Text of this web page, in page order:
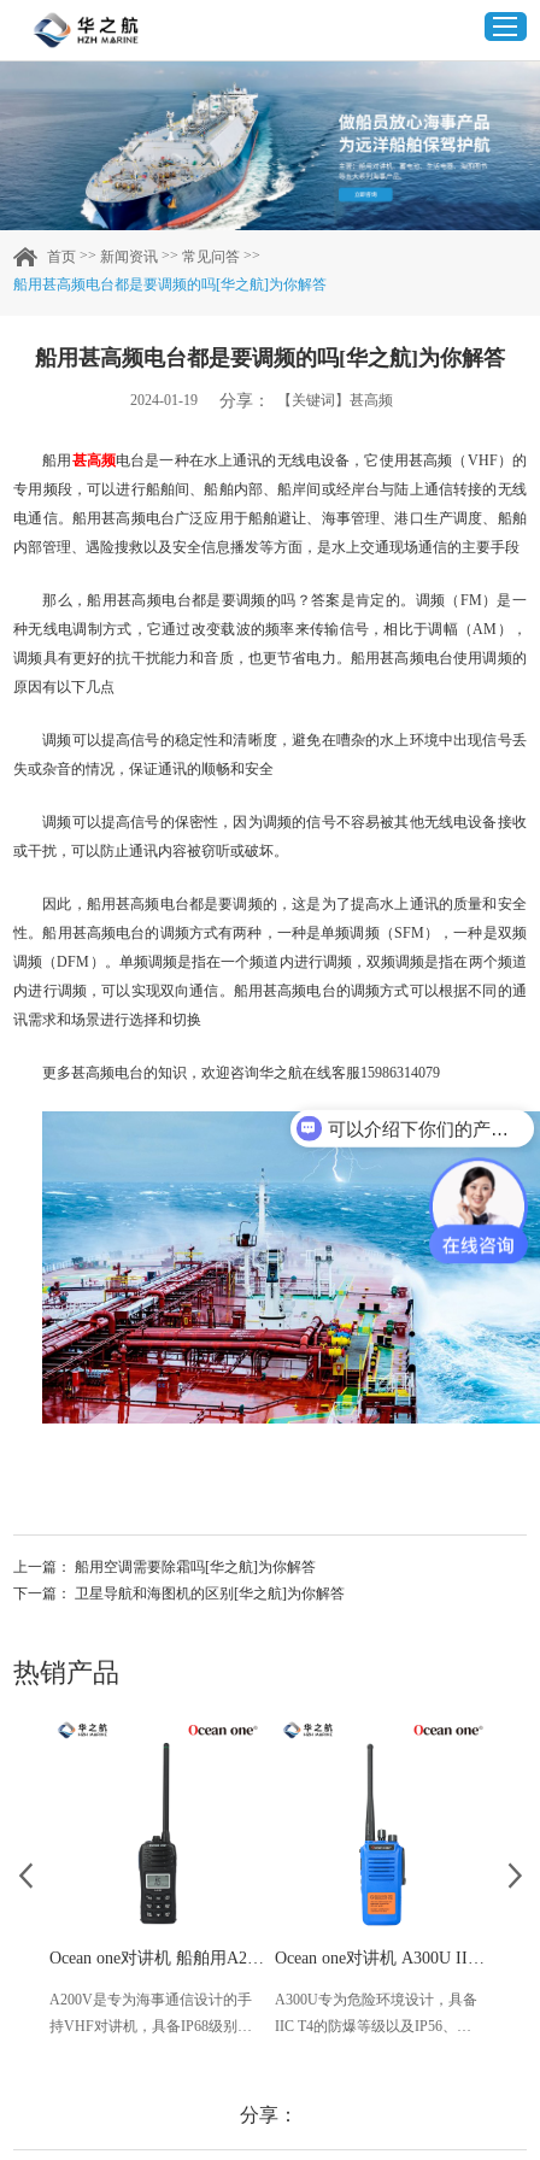
首页
产品中心
企业实力
客户案例
联系我们
首页 >> 新闻资讯 >>常见问答 >>
船用甚高频电台都是要调频的吗[华之航]为你解答
船用甚高频电台都是要调频的吗[华之航]为你解答
2024-01-19 分享： 【关键词】甚高频
船用甚高频电台是一种在水上通讯的无线电设备，它使用甚高频（VHF）的
专用频段，可以进行船舶间、船舶内部、船岸间或经岸台与陆上通信转接的无线
电通信。船用甚高频电台广泛应用于船舶避让、海事管理、港口生产调度、船舶
内部管理、遇险搜救以及安全信息播发等方面，是水上交通现场通信的主要手段
那么，船用甚高频电台都是要调频的吗？答案是肯定的。调频（FM）是一
种无线电调制方式，它通过改变载波的频率来传输信号，相比于调幅（AM），
调频具有更好的抗干扰能力和音质，也更节省电力。船用甚高频电台使用调频的
原因有以下几点
调频可以提高信号的稳定性和清晰度，避免在嘈杂的水上环境中出现信号丢
失或杂音的情况，保证通讯的顺畅和安全
调频可以提高信号的保密性，因为调频的信号不容易被其他无线电设备接收
或干扰，可以防止通讯内容被窃听或破坏。
因此，船用甚高频电台都是要调频的，这是为了提高水上通讯的质量和安全
性。船用甚高频电台的调频方式有两种，一种是单频调频（SFM），一种是双频
调频（DFM）。单频调频是指在一个频道内进行调频，双频调频是指在两个频道
内进行调频，可以实现双向通信。船用甚高频电台的调频方式可以根据不同的通
讯需求和场景进行选择和切换
更多甚高频电台的知识，欢迎咨询华之航在线客服15986314079
上一篇：船用空调需要除霜吗[华之航]为你解答
下一篇：卫星导航和海图机的区别[华之航]为你解答
热销产品
Ocean one对讲机 船舶用A200V漂浮式手持防水对讲机
A200V是专为海事通信设计的手
持VHF对讲机，具备IP68级别的
守功能。没有信号或长时间无操
Ocean one对讲机 A300U IIC T4氢气防爆对讲机 船舶消防本质安全无线电
A300U专为危险环境设计，具备
IIC T4的防爆等级以及IP56、
使用
分享：
可以介绍下你们的产品么？